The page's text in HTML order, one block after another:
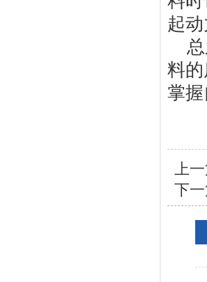
起
料
掌
上一
下一